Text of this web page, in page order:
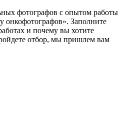
фотографов с опытом работы
онкофотографов». Заполните
и почему вы хотите
отбор, мы пришлем вам